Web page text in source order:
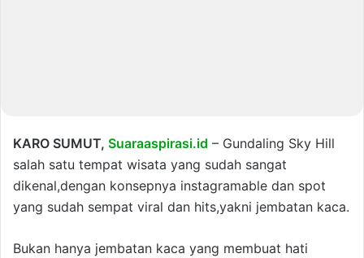
KARO SUMUT, Suaraaspirasi.id – Gundaling Sky Hill
salah satu tempat wisata yang sudah sangat
dikenal,dengan konsepnya instagramable dan spot
yang sudah sempat viral dan hits,yakni jembatan kaca.
Bukan hanya jembatan kaca yang membuat hati